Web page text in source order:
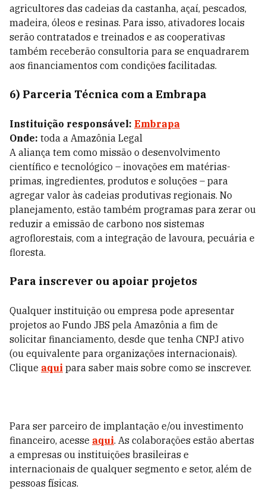
agricultores das cadeias da castanha, açaí, pescados,
madeira, óleos e resinas. Para isso, ativadores locais
serão contratados e treinados e as cooperativas
também receberão consultoria para se enquadrarem
aos financiamentos com condições facilitadas.
6) Parceria Técnica com a Embrapa
Instituição responsável: Embrapa
Onde: toda a Amazônia Legal
A aliança tem como missão o desenvolvimento
científico e tecnológico – inovações em matérias-
primas, ingredientes, produtos e soluções – para
agregar valor às cadeias produtivas regionais. No
planejamento, estão também programas para zerar ou
reduzir a emissão de carbono nos sistemas
agroflorestais, com a integração de lavoura, pecuária e
floresta.
Para inscrever ou apoiar projetos
Qualquer instituição ou empresa pode apresentar
projetos ao Fundo JBS pela Amazônia a fim de
solicitar financiamento, desde que tenha CNPJ ativo
(ou equivalente para organizações internacionais).
Clique aqui para saber mais sobre como se inscrever.
Para ser parceiro de implantação e/ou investimento
financeiro, acesse aqui. As colaborações estão abertas
a empresas ou instituições brasileiras e
internacionais de qualquer segmento e setor, além de
pessoas físicas.